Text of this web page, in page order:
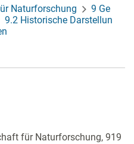
Naturforschung
9 Ge
9.2 Historische Darstellun
für Naturforschung, 919